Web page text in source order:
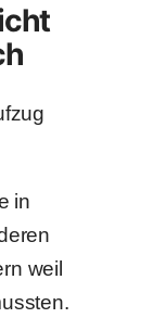
in
weil